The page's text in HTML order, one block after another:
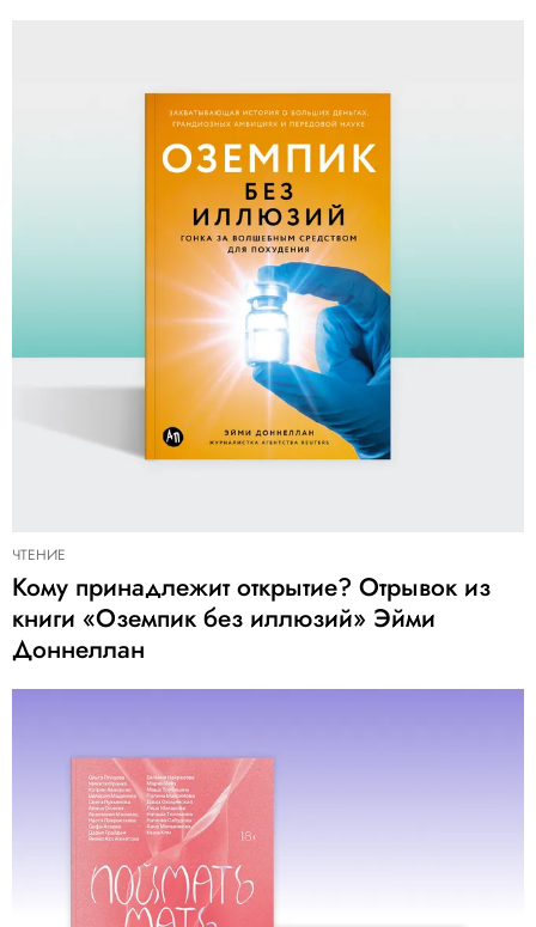
ЧТЕНИЕ
Кому принадлежит открытие? Отрывок из
книги «Оземпик без иллюзий» Эйми
Доннеллан